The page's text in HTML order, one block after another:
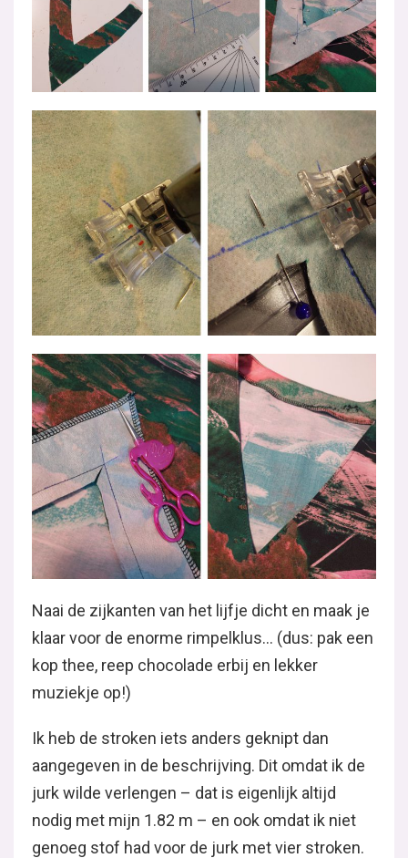
Naai de zijkanten van het lijfje dicht en maak je
klaar voor de enorme rimpelklus… (dus: pak een
kop thee, reep chocolade erbij en lekker
muziekje op!)
Ik heb de stroken iets anders geknipt dan
aangegeven in de beschrijving. Dit omdat ik de
jurk wilde verlengen – dat is eigenlijk altijd
nodig met mijn 1.82 m – en ook omdat ik niet
genoeg stof had voor de jurk met vier stroken.